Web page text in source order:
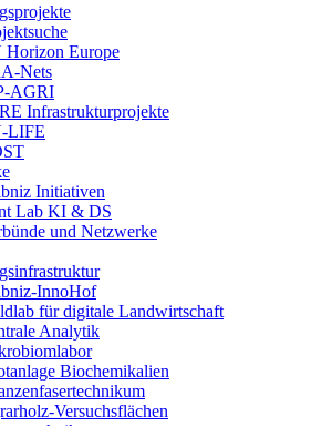
Horizon Europe
Nets
AGRI
Infrastrukturprojekte
LIFE
Initiativen
Lab KI & DS
und Netzwerke
InnoHof
für digitale Landwirtschaft
Analytik
Biochemikalien
Versuchsflächen